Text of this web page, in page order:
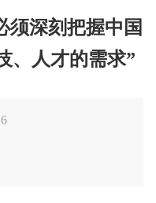
须深刻把握中国
、人才的需求”